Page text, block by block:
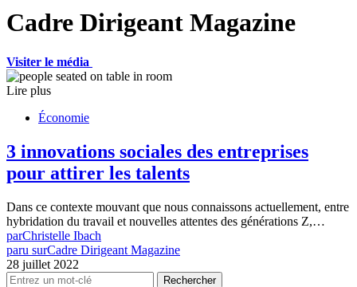
Cadre Dirigeant Magazine
Visiter le média
Lire plus
Économie
3 innovations sociales des entreprises
pour attirer les talents
Dans ce contexte mouvant que nous connaissons actuellement, entre
hybridation du travail et nouvelles attentes des générations Z,…
parChristelle Ibach
paru surCadre Dirigeant Magazine
28 juillet 2022
Rechercher